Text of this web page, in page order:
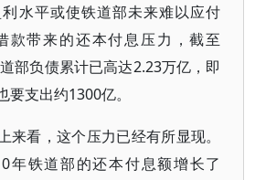
水平或使铁道部未来难以应付
款带来的还本付息压力，截至
部负债累计已高达2.23万亿，即
支出约1300亿。
来看，这个压力已经有所显现。
年铁道部的还本付息额增长了